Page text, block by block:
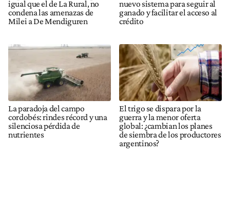
igual que el de La Rural, no
condena las amenazas de
Milei a De Mendiguren
nuevo sistema para seguir al
ganado y facilitar el acceso al
crédito
La paradoja del campo
cordobés: rindes récord y una
silenciosa pérdida de
nutrientes
El trigo se dispara por la
guerra y la menor oferta
global: ¿cambian los planes
de siembra de los productores
argentinos?